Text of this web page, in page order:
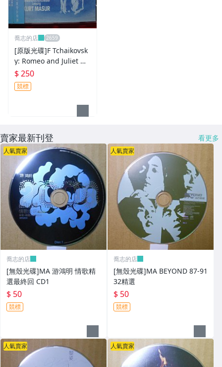
喬志的店
[原版光碟]F Tchaikovsk
y: Romeo and Juliet M
ADE IN GERMANY
$ 250
競標
賣家最新刊登 看更多
人氣賣家
喬志的店
[無殼光碟]MA 游鴻明 情歌精
選最終回 CD1
$ 50
競標
人氣賣家
喬志的店
[無殼光碟]MA BEYOND 87-91
32精選
$ 50
競標
人氣賣家 人氣賣家